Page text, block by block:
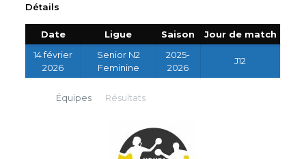
Détails
Date Ligue Saison
Jour de match
14 février
2026
Senior N2
Feminine
2025-
2026
J12
Équipes Résultats